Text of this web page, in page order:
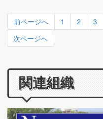
前ページへ 1 2 3
次ページへ
関連組織